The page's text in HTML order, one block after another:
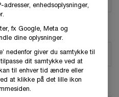
adresser, enhedsoplysninger,
fx Google, Meta og
dine oplysninger.
nedenfor giver du samtykke til
dit samtykke ved at
til enhver tid ændre eller
at klikke på det lille ikon